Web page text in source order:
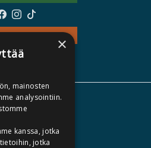
- TUTUSTU
MEISTÄ
×
mainosten
analysointiin.
kanssa, jotka
jotka